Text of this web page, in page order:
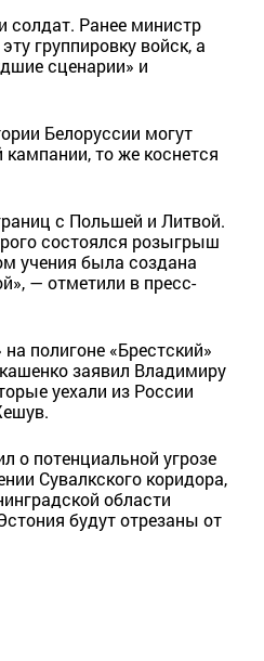
солдат. Ранее министр
группировку войск, а
сценарии» и
Белоруссии могут
то же коснется
с Польшей и Литвой.
состоялся розыгрыш
учения была создана
— отметили в пресс-
полигоне «Брестский»
заявил Владимиру
уехали из России
о потенциальной угрозе
Сувалкского коридора,
области
будут отрезаны от